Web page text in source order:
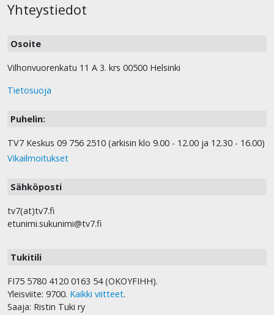
Yhteystiedot
Osoite
Vilhonvuorenkatu 11 A 3. krs 00500 Helsinki
Tietosuoja
Puhelin:
TV7 Keskus 09 756 2510 (arkisin klo 9.00 - 12.00 ja 12.30 - 16.00)
Vikailmoitukset
Sähköposti
tv7(at)tv7.fi
etunimi.sukunimi@tv7.fi
Tukitili
FI75 5780 4120 0163 54 (OKOYFIHH).
Yleisviite: 9700. Kaikki viitteet.
Saaja: Ristin Tuki ry